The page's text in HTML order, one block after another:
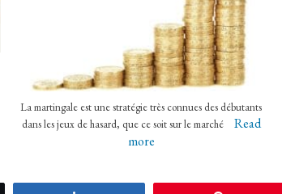
La martingale est une stratégie très connues des débutants
dans les jeux de hasard, que ce soit sur le marché
Read
more